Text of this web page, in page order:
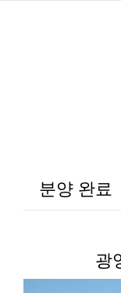
분양 완료
광